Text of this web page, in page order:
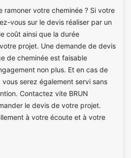
ramoner votre cheminée ? Si votre
vous sur le devis réaliser par un
coût ainsi que la durée
projet. Une demande de devis
de cheminée est faisable
non plus. Et en cas de
serez également servi sans
Contactez vite BRUN
le devis de votre projet.
à votre écoute et à votre